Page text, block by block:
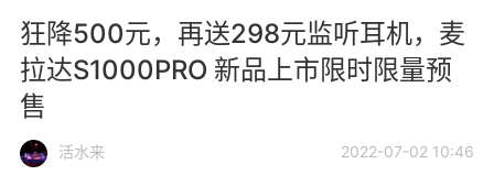
狂降500元，再送298元监听耳机，麦
拉达S1000PRO 新品上市限时限量预
售
活水来 2022-07-02 10:46